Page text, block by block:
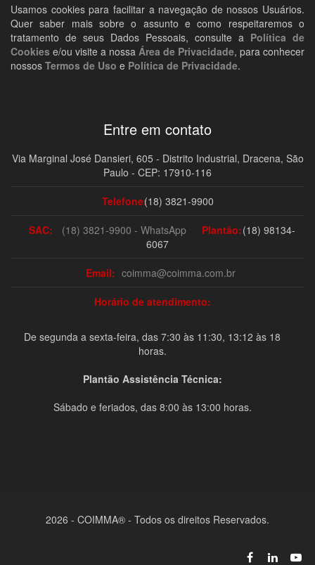
Usamos cookies para facilitar a navegação de nossos Usuários.
Quer saber mais sobre o assunto e como respeitaremos o
tratamento de seus Dados Pessoais, consulte a Política de
Cookies e/ou visite a nossa Área de Privacidade, para conhecer
nossos Termos de Uso e Política de Privacidade.
Entre em contato
Via Marginal José Dansieri, 605 - Distrito Industrial, Dracena, São
Paulo - CEP: 17910-116
Telefone:(18) 3821-9900
SAC: (18) 3821-9900 - WhatsApp Plantão:(18) 98134-
6067
Email: coimma@coimma.com.br
Horário de atendimento:
De segunda a sexta-feira, das 7:30 às 11:30, 13:12 às 18
horas.
Plantão Assistência Técnica:
Sábado e feriados, das 8:00 às 13:00 horas.
2026 - COIMMA® - Todos os direitos Reservados.